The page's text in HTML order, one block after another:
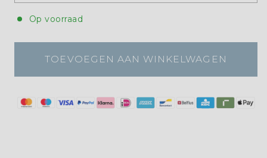
Op voorraad
TOEVOEGEN AAN WINKELWAGEN